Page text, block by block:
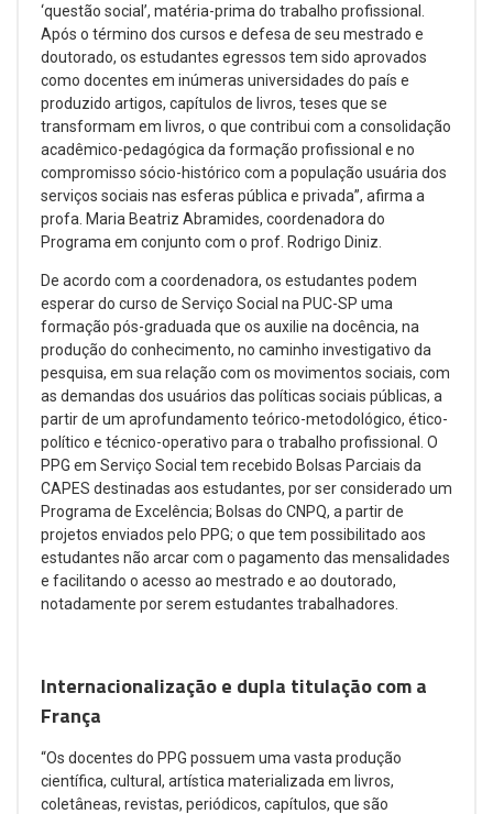
‘questão social’, matéria-prima do trabalho profissional.
Após o término dos cursos e defesa de seu mestrado e
doutorado, os estudantes egressos tem sido aprovados
como docentes em inúmeras universidades do país e
produzido artigos, capítulos de livros, teses que se
transformam em livros, o que contribui com a consolidação
acadêmico-pedagógica da formação profissional e no
compromisso sócio-histórico com a população usuária dos
serviços sociais nas esferas pública e privada”, afirma a
profa. Maria Beatriz Abramides, coordenadora do
Programa em conjunto com o prof. Rodrigo Diniz.
De acordo com a coordenadora, os estudantes podem
esperar do curso de Serviço Social na PUC-SP uma
formação pós-graduada que os auxilie na docência, na
produção do conhecimento, no caminho investigativo da
pesquisa, em sua relação com os movimentos sociais, com
as demandas dos usuários das políticas sociais públicas, a
partir de um aprofundamento teórico-metodológico, ético-
político e técnico-operativo para o trabalho profissional. O
PPG em Serviço Social tem recebido Bolsas Parciais da
CAPES destinadas aos estudantes, por ser considerado um
Programa de Excelência; Bolsas do CNPQ, a partir de
projetos enviados pelo PPG; o que tem possibilitado aos
estudantes não arcar com o pagamento das mensalidades
e facilitando o acesso ao mestrado e ao doutorado,
notadamente por serem estudantes trabalhadores.
Internacionalização e dupla titulação com a
França
“Os docentes do PPG possuem uma vasta produção
científica, cultural, artística materializada em livros,
coletâneas, revistas, periódicos, capítulos, que são